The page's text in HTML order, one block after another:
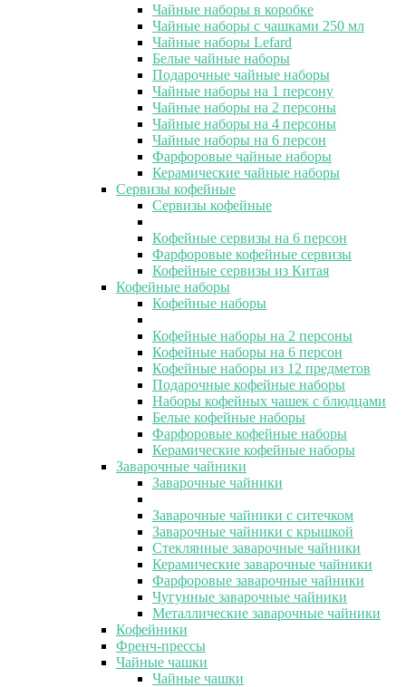
Чайные наборы в коробке
Чайные наборы с чашками 250 мл
Чайные наборы Lefard
Белые чайные наборы
Подарочные чайные наборы
Чайные наборы на 1 персону
Чайные наборы на 2 персоны
Чайные наборы на 4 персоны
Чайные наборы на 6 персон
Фарфоровые чайные наборы
Керамические чайные наборы
Сервизы кофейные
Сервизы кофейные
Кофейные сервизы на 6 персон
Фарфоровые кофейные сервизы
Кофейные сервизы из Китая
Кофейные наборы
Кофейные наборы
Кофейные наборы на 2 персоны
Кофейные наборы на 6 персон
Кофейные наборы из 12 предметов
Подарочные кофейные наборы
Наборы кофейных чашек с блюдцами
Белые кофейные наборы
Фарфоровые кофейные наборы
Керамические кофейные наборы
Заварочные чайники
Заварочные чайники
Заварочные чайники с ситечком
Заварочные чайники с крышкой
Стеклянные заварочные чайники
Керамические заварочные чайники
Фарфоровые заварочные чайники
Чугунные заварочные чайники
Металлические заварочные чайники
Кофейники
Френч-прессы
Чайные чашки
Чайные чашки